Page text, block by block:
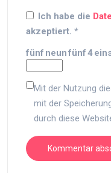
Ich habe die
akzeptiert. *
fünf neunfünf4
Mit der Nutzung
mit der
durch diese